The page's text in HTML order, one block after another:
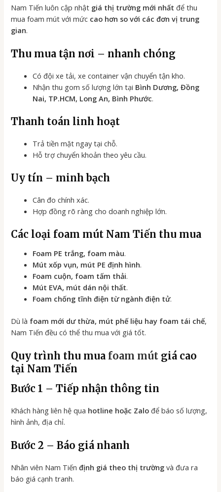
Nam Tiến luôn cập nhật giá thị trường mới nhất để thu
mua foam mút với mức cao hơn so với các đơn vị trung
gian.
Thu mua tận nơi – nhanh chóng
Có đội xe tải, xe container vận chuyển tận kho.
Nhận thu gom số lượng lớn tại Bình Dương, Đồng
Nai, TP.HCM, Long An, Bình Phước.
Thanh toán linh hoạt
Trả tiền mặt ngay tại chỗ.
Hỗ trợ chuyển khoản theo yêu cầu.
Uy tín – minh bạch
Cân đo chính xác.
Hợp đồng rõ ràng cho doanh nghiệp lớn.
Các loại foam mút Nam Tiến thu mua
Foam PE trắng, foam màu.
Mút xốp vụn, mút PE định hình.
Foam cuộn, foam tấm thải.
Mút EVA, mút dán nội thất.
Foam chống tĩnh điện từ ngành điện tử.
Dù là foam mới dư thừa, mút phế liệu hay foam tái chế,
Nam Tiến đều có thể thu mua với giá tốt.
Quy trình thu mua foam mút giá cao
tại Nam Tiến
Bước 1 – Tiếp nhận thông tin
Khách hàng liên hệ qua hotline hoặc Zalo để báo số lượng,
hình ảnh, địa chỉ.
Bước 2 – Báo giá nhanh
Nhân viên Nam Tiếnđịnh giá theo thị trường và đưa ra
báo giá cạnh tranh.